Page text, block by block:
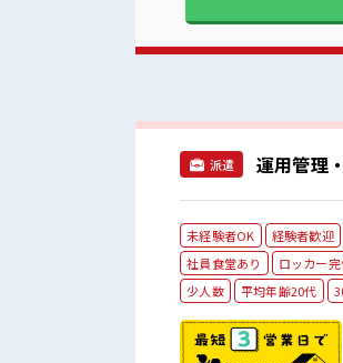
派遣 運用管理
未経験者OK 経験者歓迎
社員食堂あり
ロッカー
少人数
平均年齢20代